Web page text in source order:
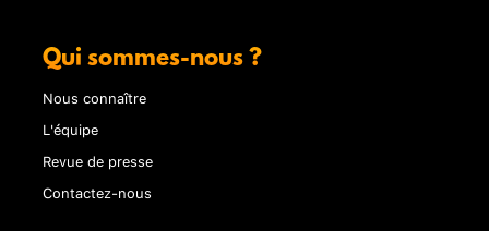
Qui sommes-nous ?
Nous connaître
L'équipe
Revue de presse
Contactez-nous